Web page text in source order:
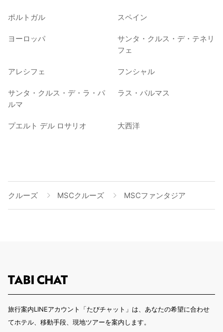
ポルトガル スペイン
ヨーロッパ
サンタ・クルス・デ・テネリ
フェ
アレシフェ フンシャル
サンタ・クルス・デ・ラ・パ
ルマ
ラス・パルマス
プエルト デル ロサリオ 大西洋
クルーズ MSCクルーズ MSCファンタジア
旅行案内LINEアカウント「たびチャット」は、あなたの希望に合わせ
てホテル、移動手段、現地ツアーを案内します。